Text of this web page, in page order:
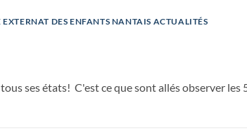
EXTERNAT DES ENFANTS NANTAIS ACTUALITÉS
ses états! C'est ce que sont allés observer